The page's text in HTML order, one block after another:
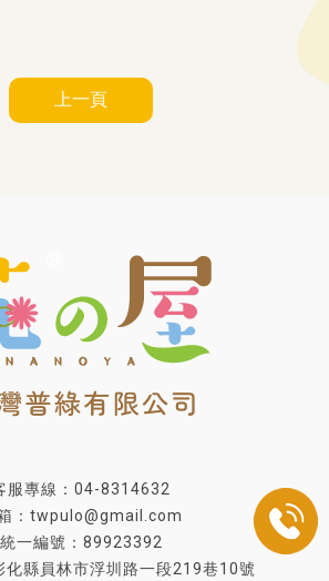
上一頁
服專線：04-8314632
：twpulo@gmail.com
統一編號：89923392
化縣員林市浮圳路一段219巷10號